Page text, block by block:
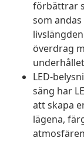
förbättrar
som
överdrag
LED-
säng har
att skapa
lägena,